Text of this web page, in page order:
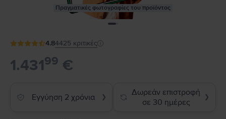
Πραγματικές φωτογραφίες του προϊόντος
4.84425 κριτικές
1.43199 €
Εγγύηση 2 χρόνια ❯
Δωρεάν επιστροφή
σε 30 ημέρες
❯